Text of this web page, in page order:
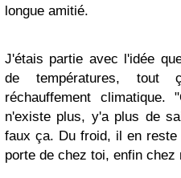
longue amitié.
J'étais partie avec l'idée
de températures, tout
réchauffement
n'existe plus, y'a plus de
faux ça. Du froid, il en
porte de chez toi, enfin chez